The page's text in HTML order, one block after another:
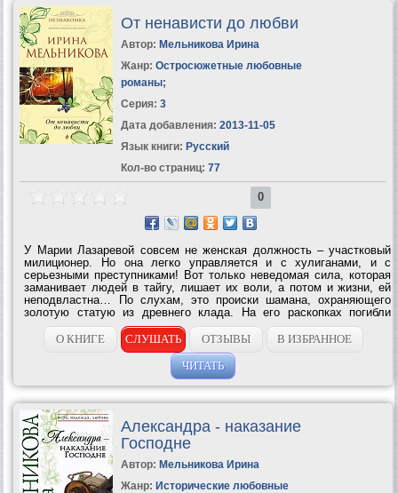
От ненависти до любви
Автор: Мельникова Ирина
Жанр: Остросюжетные любовные
романы;
Серия: 3
Дата добавления: 2013-11-05
Язык книги: Русский
Кол-во страниц: 77
0
У Марии Лазаревой совсем не женская должность – участковый
милиционер. Но она легко управляется и с хулиганами, и с
серьезными преступниками! Вот только неведомая сила, которая
заманивает людей в тайгу, лишает их воли, а потом и жизни, ей
неподвластна… По слухам, это происки шамана, охраняющего
золотую статую из древнего клада. На его раскопках погибли
Машины родители, но бабушка почему-то всегда отмалчивалась,
скрывая...О КНИГЕ СЛУШАТЬ ОТЗЫВЫ
В ИЗБРАННОЕ
ЧИТАТЬ
Александра - наказание
Господне
Автор: Мельникова Ирина
Жанр: Исторические любовные